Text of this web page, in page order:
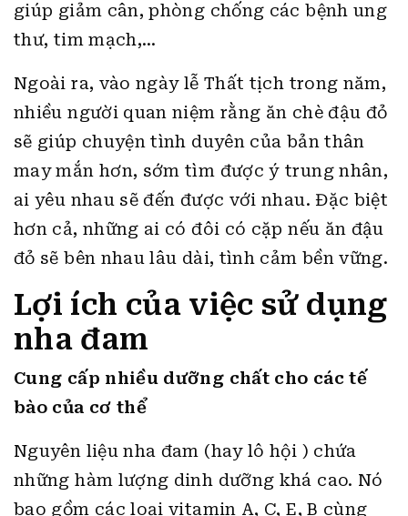
giúp giảm cân, phòng chống các bệnh ung
thư, tim mạch,…
Ngoài ra, vào ngày lễ Thất tịch trong năm,
nhiều người quan niệm rằng ăn chè đậu đỏ
sẽ giúp chuyện tình duyên của bản thân
may mắn hơn, sớm tìm được ý trung nhân,
ai yêu nhau sẽ đến được với nhau. Đặc biệt
hơn cả, những ai có đôi có cặp nếu ăn đậu
đỏ sẽ bên nhau lâu dài, tình cảm bền vững.
Lợi ích của việc sử dụng
nha đam
Cung cấp nhiều dưỡng chất cho các tế
bào của cơ thể
Nguyên liệu nha đam (hay lô hội ) chứa
những hàm lượng dinh dưỡng khá cao. Nó
bao gồm các loại vitamin A, C, E, B cùng